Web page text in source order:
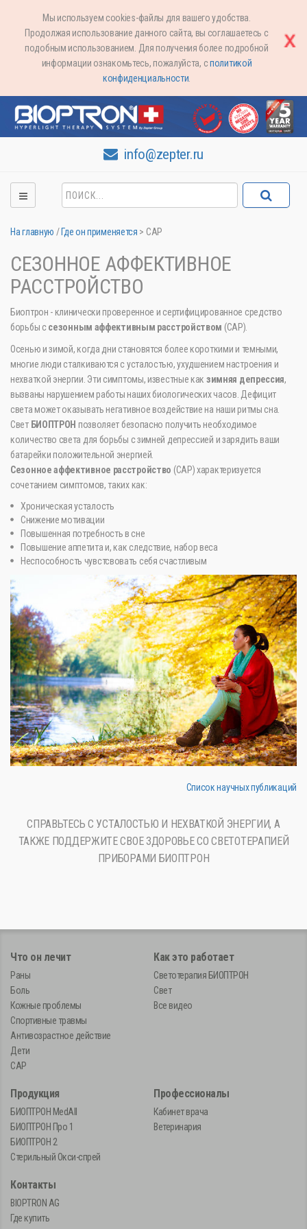
Мы используем cookies-файлы для вашего удобства.
Продолжая использование данного сайта, вы соглашаетесь с
подобным использованием. Для получения более подробной
информации ознакомьтесь, пожалуйста, сполитикой
конфиденциальности
info@zepter.ru
На главную / Где он применяется > САР
СЕЗОННОЕ АФФЕКТИВНОЕ
РАССТРОЙСТВО
Биоптрон - клинически проверенное и сертифицированное средство
борьбы ссезонным аффективным расстройством (САР).
Осенью и зимой, когда дни становятся более короткими и темными,
многие люди сталкиваются с усталостью, ухудшением настроения и
нехваткой энергии. Эти симптомы, известные как зимняя депрессия,
вызваны нарушением работы наших биологических часов. Дефицит
света может оказывать негативное воздействие на наши ритмы сна.
Свет БИОПТРОН позволяет безопасно получить необходимое
количество света для борьбы с зимней депрессией и зарядить ваши
батарейки положительной энергией.
Сезонное аффективное расстройство (САР) характеризуется
сочетанием симптомов, таких как:
Хроническая усталость
Снижение мотивации
Повышенная потребность в сне
Повышение аппетита и, как следствие, набор веса
Неспособность чувстсвовать себя счастливым
Список научных публикаций
СПРАВЬТЕСЬ С УСТАЛОСТЬЮ И НЕХВАТКОЙ ЭНЕРГИИ, А
ТАКЖЕ ПОДДЕРЖИТЕ СВОЕ ЗДОРОВЬЕ СО СВЕТОТЕРАПИЕЙ
ПРИБОРАМИ БИОПТРОН
Что он лечит
Раны
Боль
Кожные проблемы
Спортивные травмы
Антивозрастное действие
Дети
САР
Как это работает
Светотерапия БИОПТРОН
Свет
Все видео
Продукция
БИОПТРОН MedAll
БИОПТРОН Про 1
БИОПТРОН 2
Стерильный Окси-спрей
Профессионалы
Кабинет врача
Ветеринария
Контакты
BIOPTRON AG
Где купить